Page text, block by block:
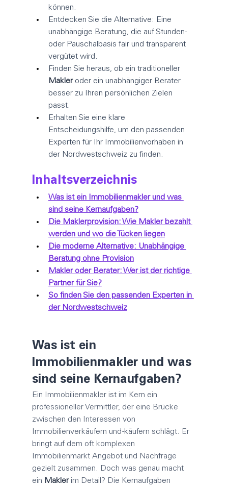
können.
Entdecken Sie die Alternative: Eine
unabhängige Beratung, die auf Stunden-
oder Pauschalbasis fair und transparent
vergütet wird.
Finden Sie heraus, ob ein traditioneller
Makler oder ein unabhängiger Berater
besser zu Ihren persönlichen Zielen
passt.
Erhalten Sie eine klare
Entscheidungshilfe, um den passenden
Experten für Ihr Immobilienvorhaben in
der Nordwestschweiz zu finden.
Inhaltsverzeichnis
Was ist ein Immobilienmakler und was
sind seine Kernaufgaben?
Die Maklerprovision: Wie Makler bezahlt
werden und wo die Tücken liegen
Die moderne Alternative: Unabhängige
Beratung ohne Provision
Makler oder Berater: Wer ist der richtige
Partner für Sie?
So finden Sie den passenden Experten in
der Nordwestschweiz
Was ist ein
Immobilienmakler und was
sind seine Kernaufgaben?
Ein Immobilienmakler ist im Kern ein
professioneller Vermittler, der eine Brücke
zwischen den Interessen von
Immobilienverkäufern und -käufern schlägt. Er
bringt auf dem oft komplexen
Immobilienmarkt Angebot und Nachfrage
gezielt zusammen. Doch was genau macht
ein Makler im Detail? Die Kernaufgaben